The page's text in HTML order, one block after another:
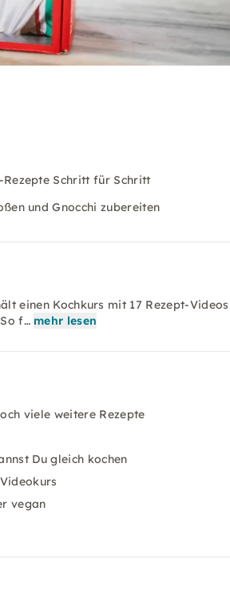
Rezepte Schritt für Schritt
und Gnocchi zubereiten
einen Kochkurs mit 17 Rezept-
f… mehr lesen
viele weitere Rezepte
Du gleich kochen
vegan